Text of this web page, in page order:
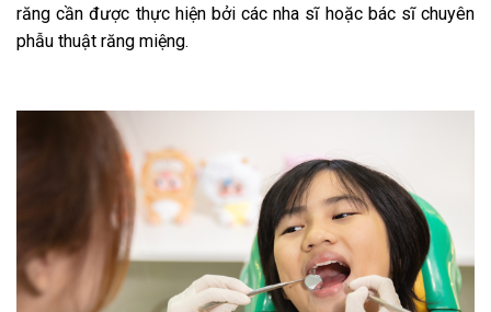
răng cần được thực hiện bởi các nha sĩ hoặc bác sĩ chuyên
phẫu thuật răng miệng.